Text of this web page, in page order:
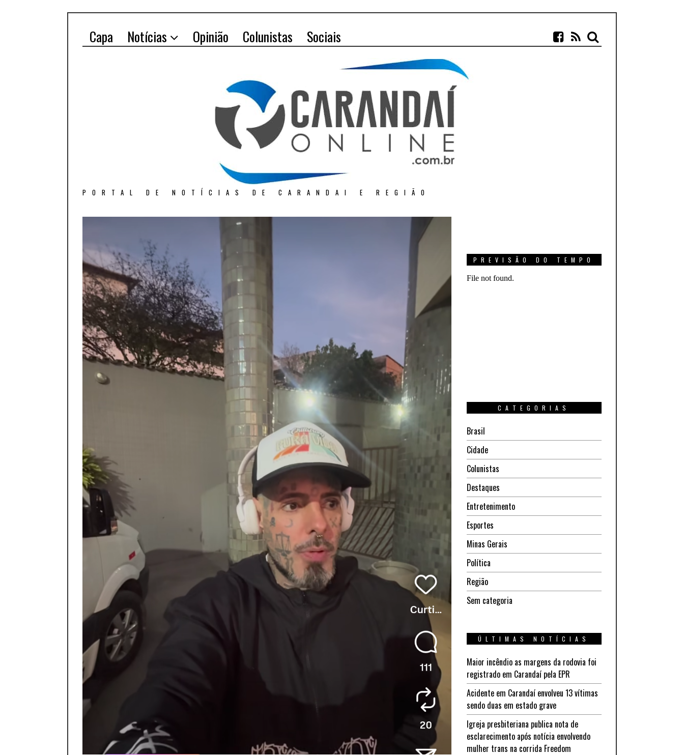
Capa Notícias Opinião Colunistas Sociais
PORTAL DE NOTÍCIAS DE CARANDAI E REGIÃO
PREVISÃO DO TEMPO
CATEGORIAS
Brasil
Cidade
Colunistas
Destaques
Entretenimento
Esportes
Minas Gerais
Política
Região
Sem categoria
ÚLTIMAS NOTÍCIAS
Maior incêndio as margens da rodovia foi
registrado em Carandaí pela EPR
Acidente em Carandaí envolveu 13 vítimas
sendo duas em estado grave
Igreja presbiteriana publica nota de
esclarecimento após notícia envolvendo
mulher trans na corrida Freedom